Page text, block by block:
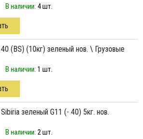
В наличии: 4 шт.
40 (BS) (10кг) зеленый нов. \ Грузовые
В наличии: 1 шт.
Sibiria зеленый G11 (- 40) 5кг. нов.
В наличии: 2 шт.